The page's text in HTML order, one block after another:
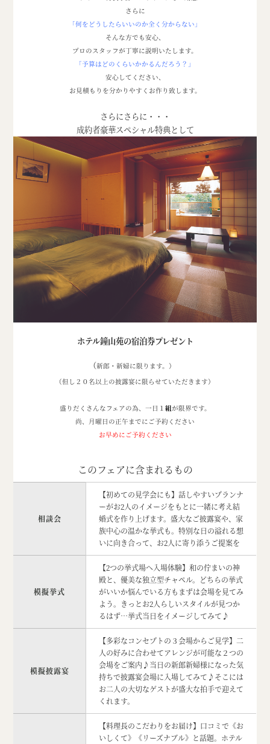
さらに
「何をどうしたらいいのか全く分からない」
そんな方でも安心、
プロのスタッフが丁寧に説明いたします。
「予算はどのくらいかかるんだろう？」
安心してください、
お見積もりを分かりやすくお作り致します。
さらにさらに・・・
成約者豪華スペシャル特典として
ホテル鐘山苑の宿泊券プレゼント
（新郎・新婦に限ります。）
（但し２０名以上の披露宴に限らせていただきます）
盛りだくさんなフェアの為、一日１ 組が限界です。
尚、月曜日の正午までにご予約ください
お早めにご予約ください
このフェアに含まれるもの
相談会
【初めての見学会にも】話しやすいプランナ
ーがお2人のイメージをもとに一緒に考え結
婚式を作り上げます。盛大なご披露宴や、家
族中心の温かな挙式も。特別な日の溢れる想
いに向き合って、お2人に寄り添うご提案を
模擬挙式
【2つの挙式場へ入場体験】和の佇まいの神
殿と、優美な独立型チャペル。どちらの挙式
がいいか悩んでいる方もまずは会場を見てみ
よう。きっとお2人らしいスタイルが見つか
るはず…挙式当日をイメージしてみて♪
模擬披露宴
【多彩なコンセプトの３会場からご見学】二
人の好みに合わせてアレンジが可能な２つの
会場をご案内♪当日の新郎新婦様になった気
持ちで披露宴会場に入場してみて♪そこには
お二人の大切なゲストが盛大な拍手で迎えて
くれます。
【料理長のこだわりをお届け】口コミで《お
いしくて》《リーズナブル》と話題。ホテル